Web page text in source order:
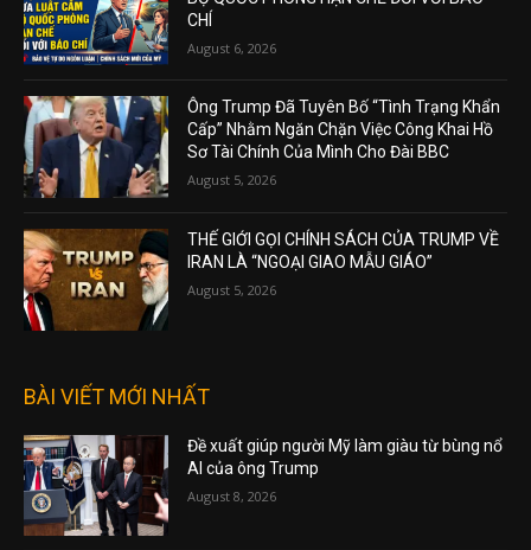
CHÍ
August 6, 2026
Ông Trump Đã Tuyên Bố “Tình Trạng Khẩn
Cấp” Nhằm Ngăn Chặn Việc Công Khai Hồ
Sơ Tài Chính Của Mình Cho Đài BBC
August 5, 2026
THẾ GIỚI GỌI CHÍNH SÁCH CỦA TRUMP VỀ
IRAN LÀ “NGOẠI GIAO MẪU GIÁO”
August 5, 2026
BÀI VIẾT MỚI NHẤT
Đề xuất giúp người Mỹ làm giàu từ bùng nổ
AI của ông Trump
August 8, 2026